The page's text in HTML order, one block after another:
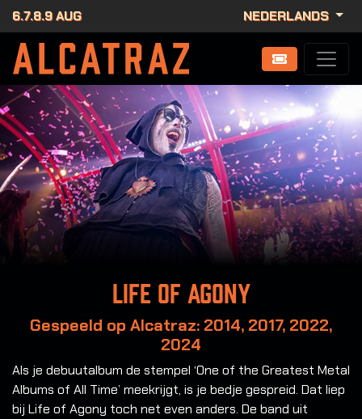
6.7.8.9 AUG NEDERLANDS
Life of Agony
Gespeeld op Alcatraz: 2014, 2017, 2022,
2024
Als je debuutalbum de stempel ‘One of the Greatest Metal
Albums of All Time’ meekrijgt, is je bedje gespreid. Dat liep
bij Life of Agony toch net even anders. De band uit